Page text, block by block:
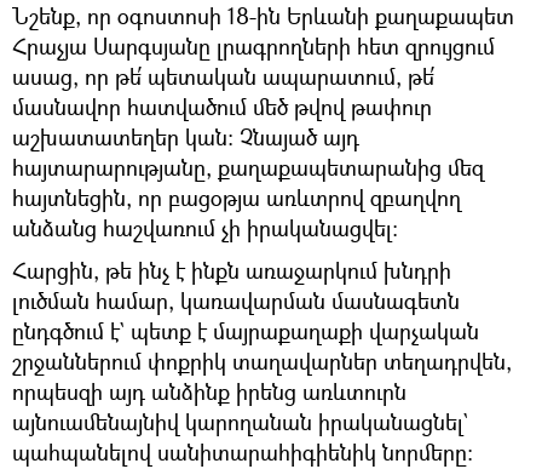
Նշենք, որ օգոստոսի 18-ին Երևանի քաղաքապետ
Հրաչյա Սարգսյանը լրագրողների հետ զրույցում
ասաց, որ թե՛ պետական ապարատում, թե՛
մասնավոր հատվածում մեծ թվով թափուր
աշխատատեղեր կան։ Չնայած այդ
հայտարարությանը, քաղաքապետարանից մեզ
հայտնեցին, որ բացօթյա առևտրով զբաղվող
անձանց հաշվառում չի իրականացվել։
Հարցին, թե ինչ է ինքն առաջարկում խնդրի
լուծման համար, կառավարման մասնագետն
ընդգծում է` պետք է մայրաքաղաքի վարչական
շրջաններում փոքրիկ տաղավարներ տեղադրվեն,
որպեսզի այդ անձինք իրենց առևտուրն
այնուամենայնիվ կարողանան իրականացնել`
պահպանելով սանիտարահիգիենիկ նորմերը։